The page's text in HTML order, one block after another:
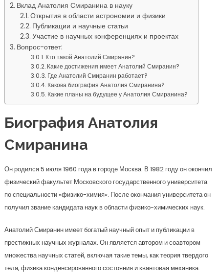
Вклад Анатолия Смиранина в науку
Открытия в области астрономии и физики
Публикации и научные статьи
Участие в научных конференциях и проектах
Вопрос-ответ:
Кто такой Анатолий Смиранин?
Какие достижения имеет Анатолий Смиранин?
Где Анатолий Смиранин работает?
Какова биография Анатолия Смиранина?
Какие планы на будущее у Анатолия Смиранина?
Биография Анатолия
Смиранина
Он родился 5 июля 1960 года в городе Москва. В 1982 году он окончил
физический факультет Московского государственного университета
по специальности «физико-химия». После окончания университета он
получил звание кандидата наук в области физико-химических наук.
Анатолий Смиранин имеет богатый научный опыт и публикации в
престижных научных журналах. Он является автором и соавтором
множества научных статей, включая такие темы, как теория твердого
тела, физика конденсированного состояния и квантовая механика.